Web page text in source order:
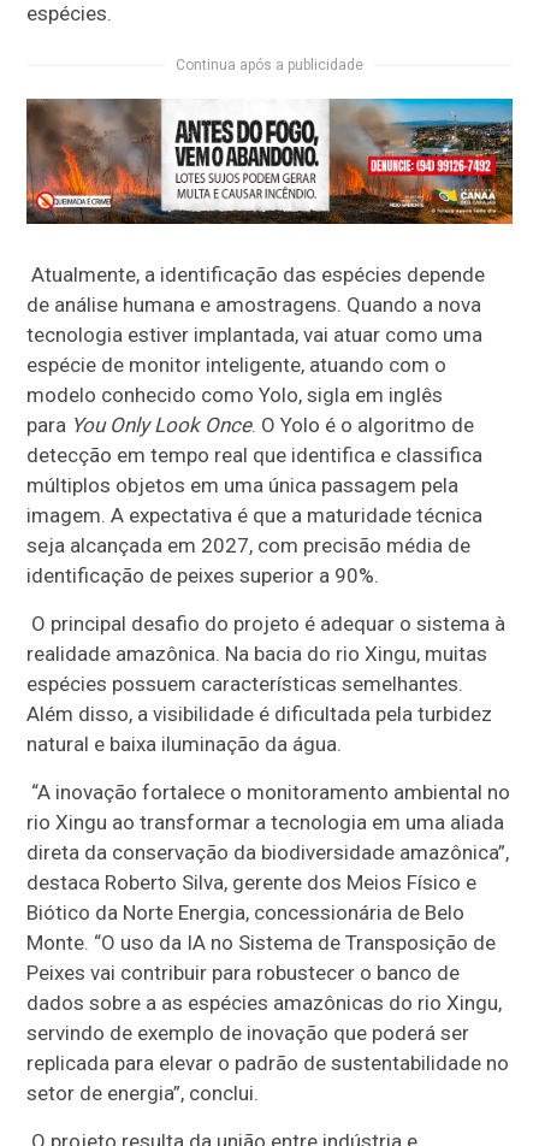
espécies.
Continua após a publicidade
Atualmente, a identificação das espécies depende
de análise humana e amostragens. Quando a nova
tecnologia estiver implantada, vai atuar como uma
espécie de monitor inteligente, atuando com o
modelo conhecido como Yolo, sigla em inglês
para You Only Look Once. O Yolo é o algoritmo de
detecção em tempo real que identifica e classifica
múltiplos objetos em uma única passagem pela
imagem. A expectativa é que a maturidade técnica
seja alcançada em 2027, com precisão média de
identificação de peixes superior a 90%.
O principal desafio do projeto é adequar o sistema à
realidade amazônica. Na bacia do rio Xingu, muitas
espécies possuem características semelhantes.
Além disso, a visibilidade é dificultada pela turbidez
natural e baixa iluminação da água.
“A inovação fortalece o monitoramento ambiental no
rio Xingu ao transformar a tecnologia em uma aliada
direta da conservação da biodiversidade amazônica”,
destaca Roberto Silva, gerente dos Meios Físico e
Biótico da Norte Energia, concessionária de Belo
Monte. “O uso da IA no Sistema de Transposição de
Peixes vai contribuir para robustecer o banco de
dados sobre a as espécies amazônicas do rio Xingu,
servindo de exemplo de inovação que poderá ser
replicada para elevar o padrão de sustentabilidade no
setor de energia”, conclui.
O projeto resulta da união entre indústria e